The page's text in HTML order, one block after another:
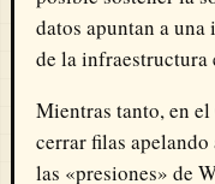
datos apuntan a
de la infraestructura
Mientras tanto, en
cerrar filas
las «presiones» de